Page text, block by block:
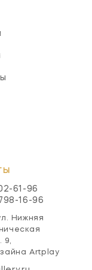
61-96
16-96
Нижняя
9,
Artplay